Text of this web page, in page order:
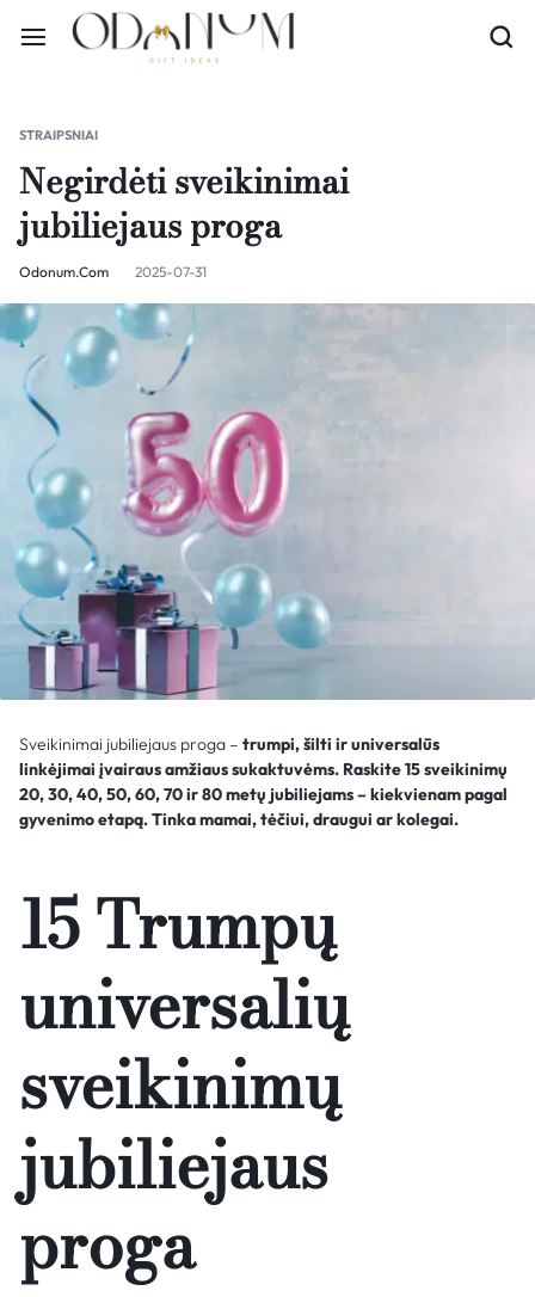
STRAIPSNIAI
Negirdėti sveikinimai
jubiliejaus proga
Odonum.com 2025-07-31
Sveikinimai jubiliejaus proga – trumpi, šilti ir universalūs
linkėjimai įvairaus amžiaus sukaktuvėms. Raskite 15 sveikinimų
20, 30, 40, 50, 60, 70 ir 80 metų jubiliejams – kiekvienam pagal
gyvenimo etapą. Tinka mamai, tėčiui, draugui ar kolegai.
15 Trumpų
universalių
sveikinimų
jubiliejaus
proga